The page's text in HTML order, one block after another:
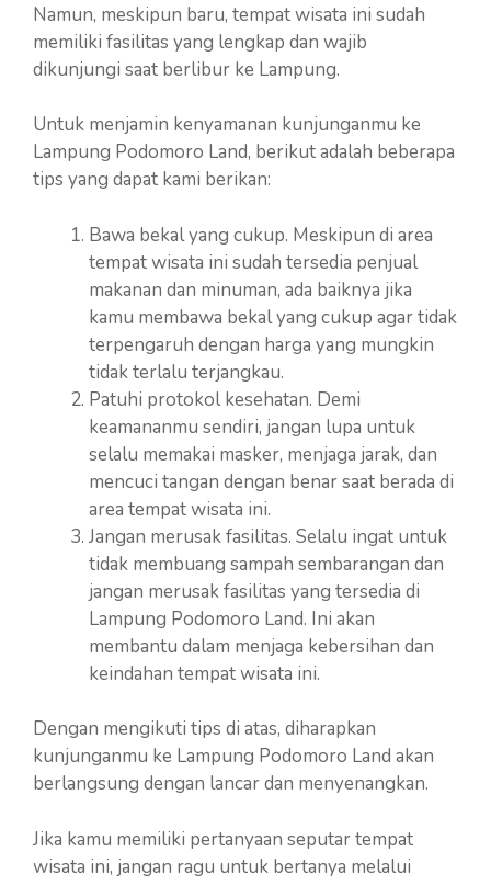
Namun, meskipun baru, tempat wisata ini sudah
memiliki fasilitas yang lengkap dan wajib
dikunjungi saat berlibur ke Lampung.
Untuk menjamin kenyamanan kunjunganmu ke
Lampung Podomoro Land, berikut adalah beberapa
tips yang dapat kami berikan:
Bawa bekal yang cukup. Meskipun di area
tempat wisata ini sudah tersedia penjual
makanan dan minuman, ada baiknya jika
kamu membawa bekal yang cukup agar tidak
terpengaruh dengan harga yang mungkin
tidak terlalu terjangkau.
Patuhi protokol kesehatan. Demi
keamananmu sendiri, jangan lupa untuk
selalu memakai masker, menjaga jarak, dan
mencuci tangan dengan benar saat berada di
area tempat wisata ini.
Jangan merusak fasilitas. Selalu ingat untuk
tidak membuang sampah sembarangan dan
jangan merusak fasilitas yang tersedia di
Lampung Podomoro Land. Ini akan
membantu dalam menjaga kebersihan dan
keindahan tempat wisata ini.
Dengan mengikuti tips di atas, diharapkan
kunjunganmu ke Lampung Podomoro Land akan
berlangsung dengan lancar dan menyenangkan.
Jika kamu memiliki pertanyaan seputar tempat
wisata ini, jangan ragu untuk bertanya melalui